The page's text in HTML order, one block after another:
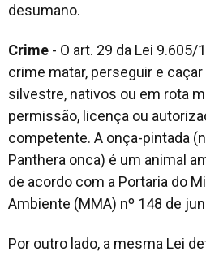
desumano.
Crime - O art. 29 da Lei
crime matar, perseguir e
silvestre, nativos ou em rota
permissão, licença ou
competente. A onça-pintada
Panthera onca) é um animal
de acordo com a Portaria do
Ambiente (MMA) nº 148 de
Por outro lado, a mesma Lei